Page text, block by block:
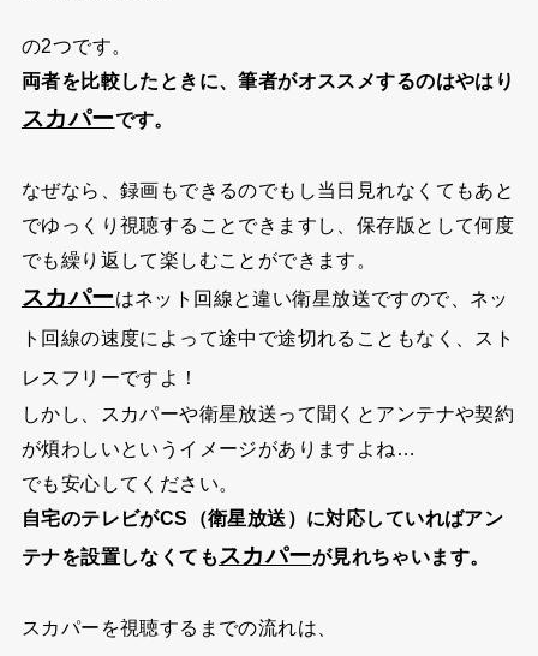
の2つです。
両者を比較したときに、筆者がオススメするのはやはり
スカパーです。
なぜなら、録画もできるのでもし当日見れなくてもあと
でゆっくり視聴することできますし、保存版として何度
でも繰り返して楽しむことができます。
スカパーはネット回線と違い衛星放送ですので、ネッ
ト回線の速度によって途中で途切れることもなく、スト
レスフリーですよ！
しかし、スカパーや衛星放送って聞くとアンテナや契約
が煩わしいというイメージがありますよね…
でも安心してください。
自宅のテレビがCS（衛星放送）に対応していればアン
テナを設置しなくてもスカパーが見れちゃいます。
スカパーを視聴するまでの流れは、